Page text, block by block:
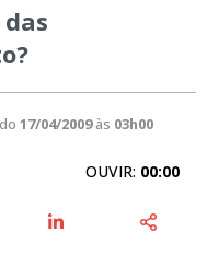
17/04/2009às 03h00
OUVIR: 00:00